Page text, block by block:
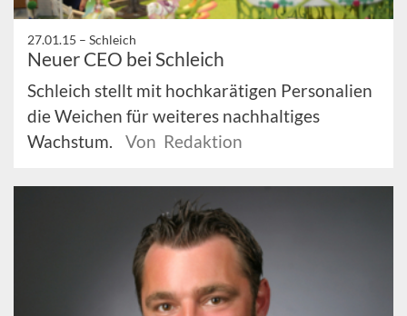
27.01.15 – Schleich
Neuer CEO bei Schleich
Schleich stellt mit hochkarätigen Personalien
die Weichen für weiteres nachhaltiges
Wachstum.
Von Redaktion